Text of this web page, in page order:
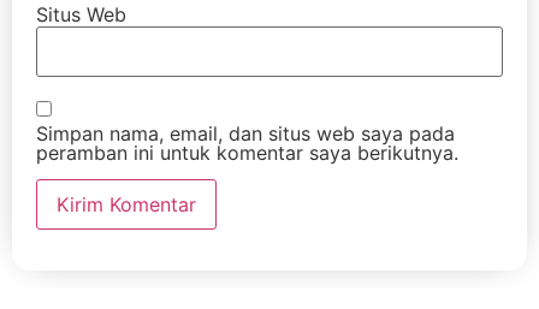
Situs Web
Simpan nama, email, dan situs web saya pada
peramban ini untuk komentar saya berikutnya.